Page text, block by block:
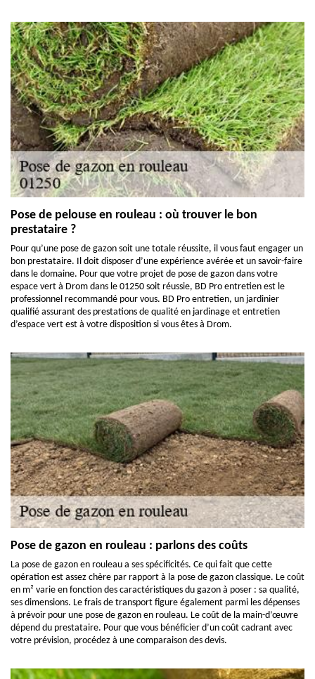
Pose de pelouse en rouleau : où trouver le bon
prestataire ?
Pour qu’une pose de gazon soit une totale réussite, il vous faut engager un
bon prestataire. Il doit disposer d’une expérience avérée et un savoir-faire
dans le domaine. Pour que votre projet de pose de gazon dans votre
espace vert à Drom dans le 01250 soit réussie, BD Pro entretien est le
professionnel recommandé pour vous. BD Pro entretien, un jardinier
qualifié assurant des prestations de qualité en jardinage et entretien
d’espace vert est à votre disposition si vous êtes à Drom.
Pose de gazon en rouleau : parlons des coûts
La pose de gazon en rouleau a ses spécificités. Ce qui fait que cette
opération est assez chère par rapport à la pose de gazon classique. Le coût
en m² varie en fonction des caractéristiques du gazon à poser : sa qualité,
ses dimensions. Le frais de transport figure également parmi les dépenses
à prévoir pour une pose de gazon en rouleau. Le coût de la main-d’œuvre
dépend du prestataire. Pour que vous bénéficier d’un coût cadrant avec
votre prévision, procédez à une comparaison des devis.